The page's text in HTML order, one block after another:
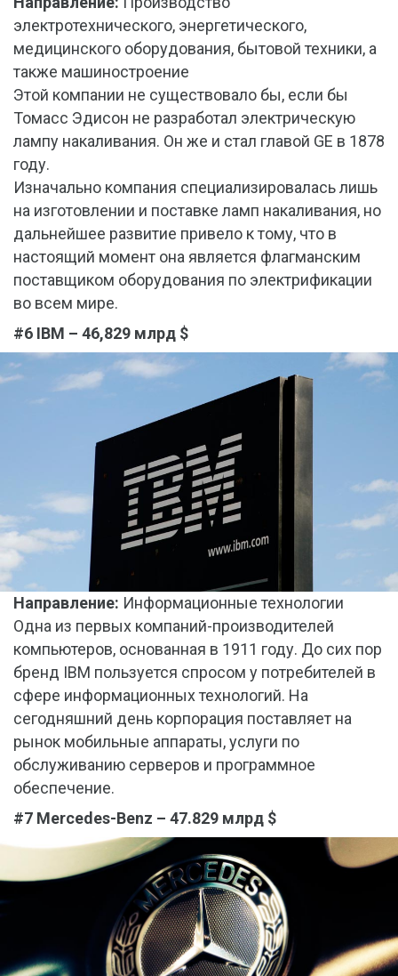
электротехнического, энергетического,
медицинского оборудования, бытовой техники, а
также машиностроение
Этой компании не существовало бы, если бы
Томасс Эдисон не разработал электрическую
лампу накаливания. Он же и стал главой GE в 1878
году.
Изначально компания специализировалась лишь
на изготовлении и поставке ламп накаливания, но
дальнейшее развитие привело к тому, что в
настоящий момент она является флагманским
поставщиком оборудования по электрификации
во всем мире.
#6 IBM – 46,829 млрд $
Направление: Информационные технологии
Одна из первых компаний-производителей
компьютеров, основанная в 1911 году. До сих пор
бренд IBM пользуется спросом у потребителей в
сфере информационных технологий. На
сегодняшний день корпорация поставляет на
рынок мобильные аппараты, услуги по
обслуживанию серверов и программное
обеспечение.
#7 Mercedes-Benz – 47.829 млрд $